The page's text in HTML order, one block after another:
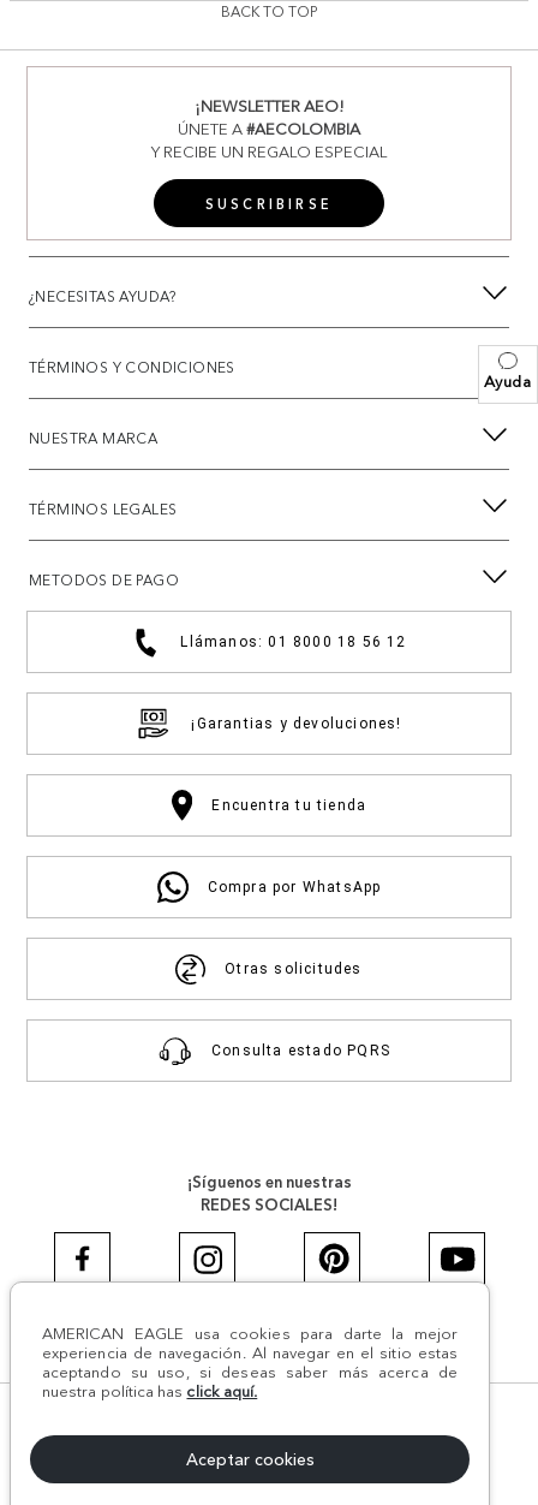
Ayuda
AMERICAN EAGLE usa cookies para darte la mejor
experiencia de navegación. Al navegar en el sitio estas
aceptando su uso, si deseas saber más acerca de
nuestra política has click aquí.
Aceptar cookies
BACK TO TOP
¡NEWSLETTER AEO!
ÚNETE A#AECOLOMBIA
Y RECIBE UN REGALO ESPECIAL
SUSCRIBIRSE
¿NECESITAS AYUDA?
TÉRMINOS Y CONDICIONES
NUESTRA MARCA
TÉRMINOS LEGALES
METODOS DE PAGO
Llámanos: 01 8000 18 56 12
¡Garantias y devoluciones!
Encuentra tu tienda
Compra por WhatsApp
Otras solicitudes
Consulta estado PQRS
¡Síguenos en nuestras
REDES SOCIALES!
#AEJEANS #AerieREALCOL
NIT:800.069.933-6 | CII 14 #52A - 370 | Medellín, Colombia